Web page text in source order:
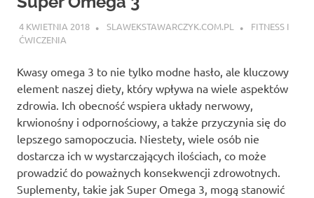
4 KWIETNIA 2018 SLAWEKSTAWARCZYK.COM.PL
FITNESS I
ĆWICZENIA
Kwasy omega 3 to nie tylko modne hasło, ale kluczowy
element naszej diety, który wpływa na wiele aspektów
zdrowia. Ich obecność wspiera układy nerwowy,
krwionośny i odpornościowy, a także przyczynia się do
lepszego samopoczucia. Niestety, wiele osób nie
dostarcza ich w wystarczających ilościach, co może
prowadzić do poważnych konsekwencji zdrowotnych.
Suplementy, takie jak Super Omega 3, mogą stanowić